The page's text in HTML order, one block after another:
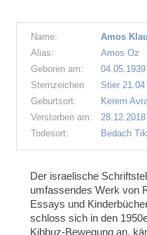
Name:
Amos
Alias:
Amos Oz
Geboren am:
04.05.1939
Sternzeichen
Stier
Geburtsort:
Kerem
Verstorben am:
28.12.2018
Todesort:
Bedach
Der israelische
umfassendes Werk von
Essays und
schloss sich in den
Kibbuz-Bewegung an,